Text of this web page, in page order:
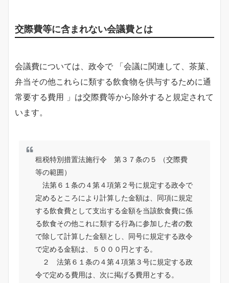
交際費等に含まれない会議費とは
会議費については、政令で 「会議に関連して、茶菓、
弁当その他これらに類する飲食物を供与するために通
常要する費用 」は交際費等から除外すると規定されて
います。
租税特別措置法施行令 第３７条の５ （交際費
等の範囲）
法第６１条の４第４項第２号に規定する政令で
定めるところにより計算した金額は、同項に規定
する飲食費として支出する金額を当該飲食費に係
る飲食その他これに類する行為に参加した者の数
で除して計算した金額とし、同号に規定する政令
で定める金額は、５０００円とする。
２ 法第６１条の４第４項第３号に規定する政
令で定める費用は、次に掲げる費用とする。